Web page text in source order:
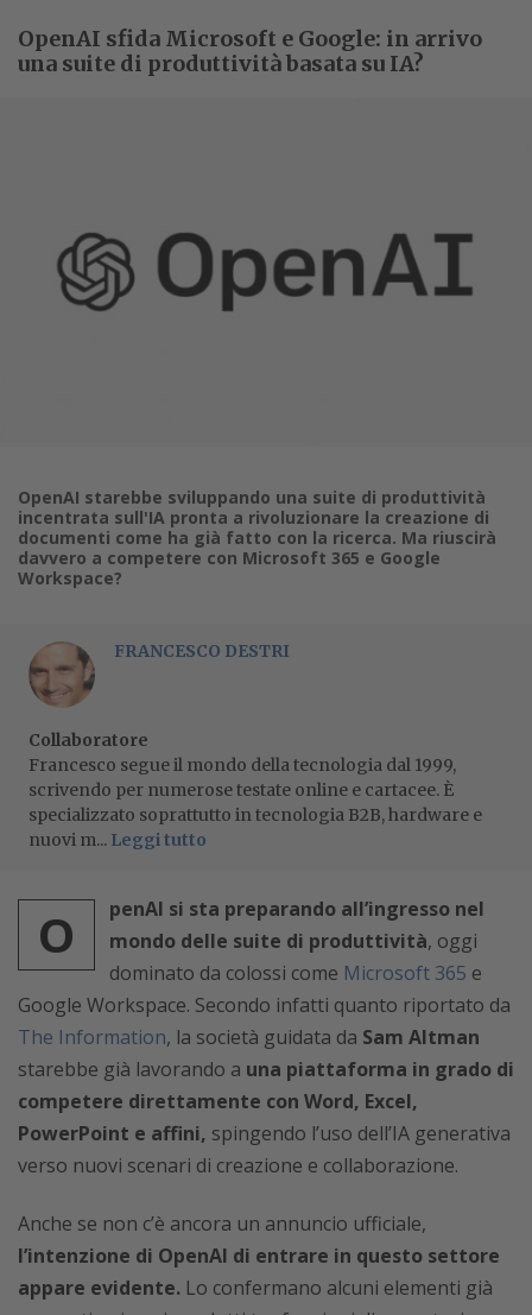
OpenAI sfida Microsoft e Google: in arrivo
una suite di produttività basata su IA?
OpenAI starebbe sviluppando una suite di produttività
incentrata sull'IA pronta a rivoluzionare la creazione di
documenti come ha già fatto con la ricerca. Ma riuscirà
davvero a competere con Microsoft 365 e Google
Workspace?
FRANCESCO DESTRI
Collaboratore
Francesco segue il mondo della tecnologia dal 1999,
scrivendo per numerose testate online e cartacee. È
specializzato soprattutto in tecnologia B2B, hardware e
nuovi m... Leggi tutto
O
penAI si sta preparando all’ingresso nel
mondo delle suite di produttività, oggi
dominato da colossi come Microsoft 365 e
Google Workspace. Secondo infatti quanto riportato da
The Information, la società guidata da Sam Altman
starebbe già lavorando a una piattaforma in grado di
competere direttamente con Word, Excel,
PowerPoint e affini, spingendo l’uso dell’IA generativa
verso nuovi scenari di creazione e collaborazione.
Anche se non c’è ancora un annuncio ufficiale,
l’intenzione di OpenAI di entrare in questo settore
appare evidente. Lo confermano alcuni elementi già